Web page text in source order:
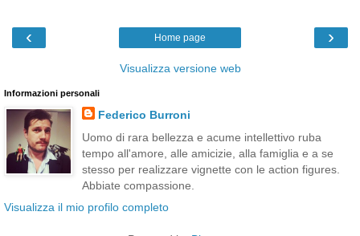
‹ ›
Home page
Visualizza versione web
Informazioni personali
Federico Burroni
Uomo di rara bellezza e acume intellettivo ruba
tempo all'amore, alle amicizie, alla famiglia e a se
stesso per realizzare vignette con le action figures.
Abbiate compassione.
Visualizza il mio profilo completo